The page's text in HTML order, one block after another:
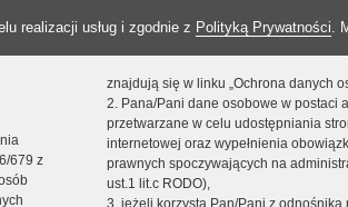
realizacji usług i zgodnie z Polityką Prywatności.
679 z
znajdują się w linku „Ochrona danych
2. Pana/Pani dane osobowe w postaci
przetwarzane w celu udostępniania
internetowej oraz wypełnienia
prawnych spoczywających na
ust.1 lit.c RODO),
3. jeżeli korzysta Pan/Pani z odnośnika